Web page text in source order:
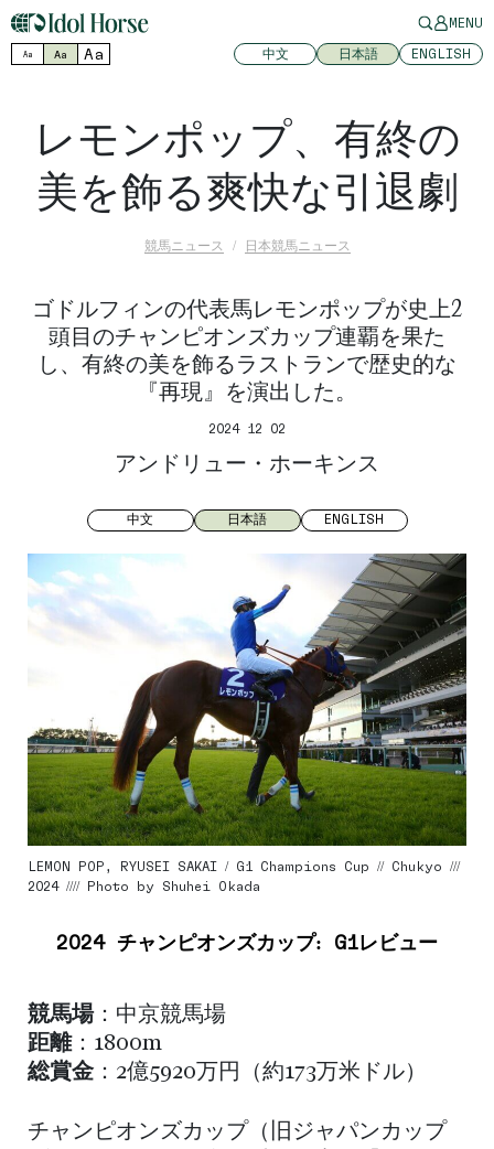
MENU
Aa Aa Aa 中文 日本語 ENGLISH
レモンポップ、有終の
美を飾る爽快な引退劇
競馬ニュース 日本競馬ニュース
ゴドルフィンの代表馬レモンポップが史上2
頭目のチャンピオンズカップ連覇を果た
し、有終の美を飾るラストランで歴史的な
『再現』を演出した。
2024 12 02
アンドリュー・ホーキンス
中文 日本語 ENGLISH
LEMON POP, RYUSEI SAKAI / G1 Champions Cup // Chukyo ///
2024 //// Photo by Shuhei Okada
2024 チャンピオンズカップ: G1レビュー
競馬場：中京競馬場
距離：1800m
総賞金：2億5920万円（約173万米ドル）
チャンピオンズカップ（旧ジャパンカップ